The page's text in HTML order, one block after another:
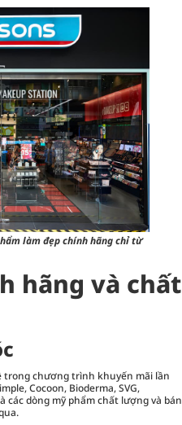
làm đẹp chính hãng chỉ từ
hãng và chất
trong chương trình khuyến mãi lần
Cocoon, Bioderma, SVG,
các dòng mỹ phẩm chất lượng và bán